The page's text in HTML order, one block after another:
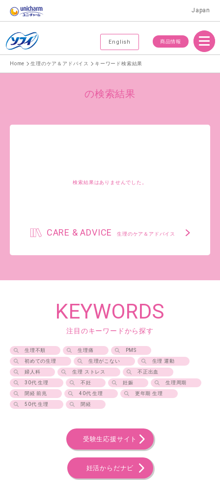
Japan
English 商品情報
Menu
Home 生理のケア＆アドバイス キーワード検索結果
の検索結果
検索結果はありませんでした。
CARE & ADVICE 生理のケア＆アドバイス
KEYWORDS
注目のキーワードから探す
生理不順 生理痛
PMS
初めての生理
生理がこない
生理 運動
婦人科
生理 ストレス
不正出血
30代 生理
不妊 妊娠
生理周期
閉経 前兆
40代 生理
更年期 生理
50代 生理
閉経
受験生応援サイト
妊活からだナビ